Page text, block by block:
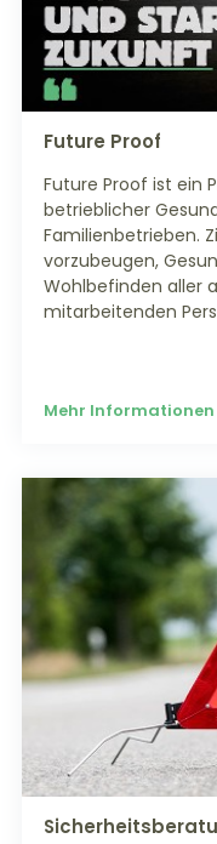
Future Proof
Future Proof ist ein
betrieblicher
Familienbetrieben.
vorzubeugen,
Wohlbefinden aller
mitarbeitenden
Mehr Informationen